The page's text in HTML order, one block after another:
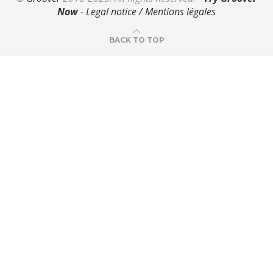
Now-Legal notice / Mentions légales
BACK TO TOP